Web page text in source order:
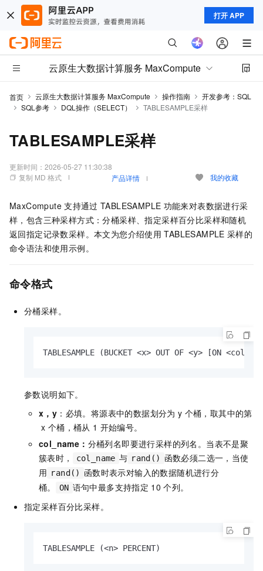
打开 APP
云原生大数据计算服务 MaxCompute
首页 云原生大数据计算服务 MaxCompute 操作指南
开发参考：SQL
SQL参考
DQL操作（SELECT） TABLESAMPLE采样
TABLESAMPLE采样
更新时间： 2026-05-27 11:30:38
复制 MD 格式
产品详情 我的收藏
MaxCompute 支持通过 TABLESAMPLE 功能来对表数据进行采
样，包含三种采样方式：分桶采样、指定采样百分比采样和随机
返回指定记录数采样。本文为您介绍使用 TABLESAMPLE 采样的
命令语法和使用示例。
命令格式
分桶采样。
TABLESAMPLE (BUCKET <x> OUT OF <y> [ON
参数说明如下。
x，y ：必填。将源表中的数据划分为 y 个桶，取其中的第
x 个桶，桶从 1 开始编号。
col_name： 分桶列名即要进行采样的列名。当表不是聚
簇表时，
col_name 与 rand()
函数必须二选一，当使
用 rand()
函数时表示对输入的数据随机进行分
桶。
ON 语句中最多支持指定 10 个列。
指定采样百分比采样。
TABLESAMPLE (<n> PERCENT)